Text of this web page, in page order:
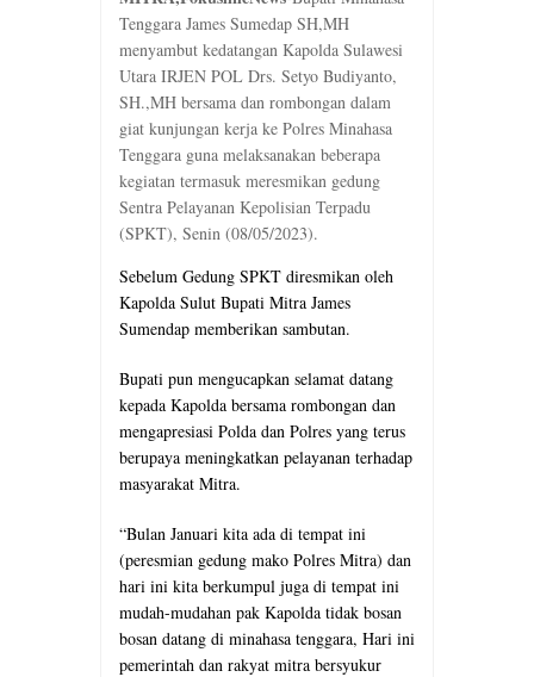
Tenggara James Sumedap SH,MH
menyambut kedatangan Kapolda Sulawesi
Utara IRJEN POL Drs. Setyo Budiyanto,
SH.,MH bersama dan rombongan dalam
giat kunjungan kerja ke Polres Minahasa
Tenggara guna melaksanakan beberapa
kegiatan termasuk meresmikan gedung
Sentra Pelayanan Kepolisian Terpadu
(SPKT), Senin (08/05/2023).
Sebelum Gedung SPKT diresmikan oleh
Kapolda Sulut Bupati Mitra James
Sumendap memberikan sambutan.
Bupati pun mengucapkan selamat datang
kepada Kapolda bersama rombongan dan
mengapresiasi Polda dan Polres yang terus
berupaya meningkatkan pelayanan terhadap
masyarakat Mitra.
“Bulan Januari kita ada di tempat ini
(peresmian gedung mako Polres Mitra) dan
hari ini kita berkumpul juga di tempat ini
mudah-mudahan pak Kapolda tidak bosan
bosan datang di minahasa tenggara, Hari ini
pemerintah dan rakyat mitra bersyukur